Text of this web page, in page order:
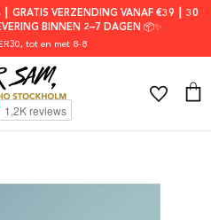
GRATIS VERZENDING VANAF €39 ┃ 30
BINNEN 2–7 DAGEN 📦✨
, tot en met 8-8